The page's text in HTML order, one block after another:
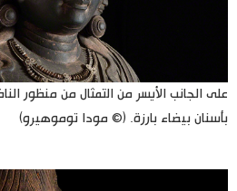
على الجانب الأيسر من التمثال من منظور
بأسنان بيضاء بارزة. (© مودا توموهيرو)